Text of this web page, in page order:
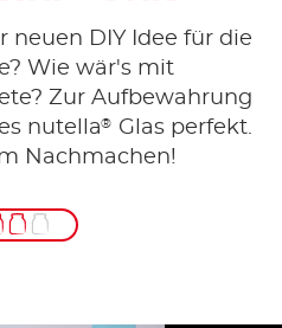
neuen DIY Idee für die
Wie wär's mit
Zur Aufbewahrung
nutella®
Glas perfekt.
Nachmachen!